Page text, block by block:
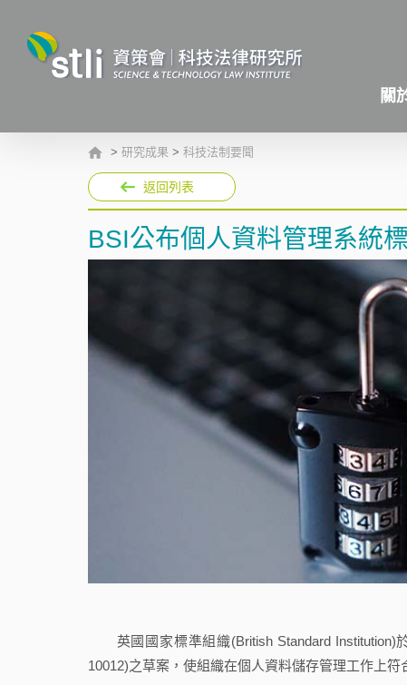
關
> 研究成果 > 科技法制要聞
返回列表
BSI公布個人資料管理系統
英國國家標準組織(British Standard Institution)
10012)之草案，使組織在個人資料儲存管理工作上